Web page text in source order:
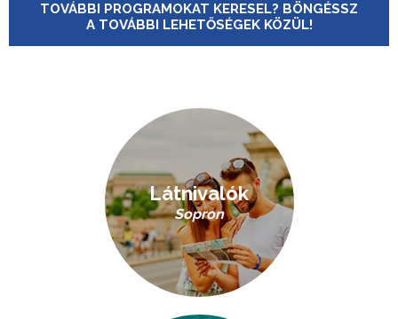
TOVÁBBI PROGRAMOKAT KERESEL? BÖNGÉSSZ
A TOVÁBBI LEHETŐSÉGEK KÖZÜL!
Látnivalók
Sopron